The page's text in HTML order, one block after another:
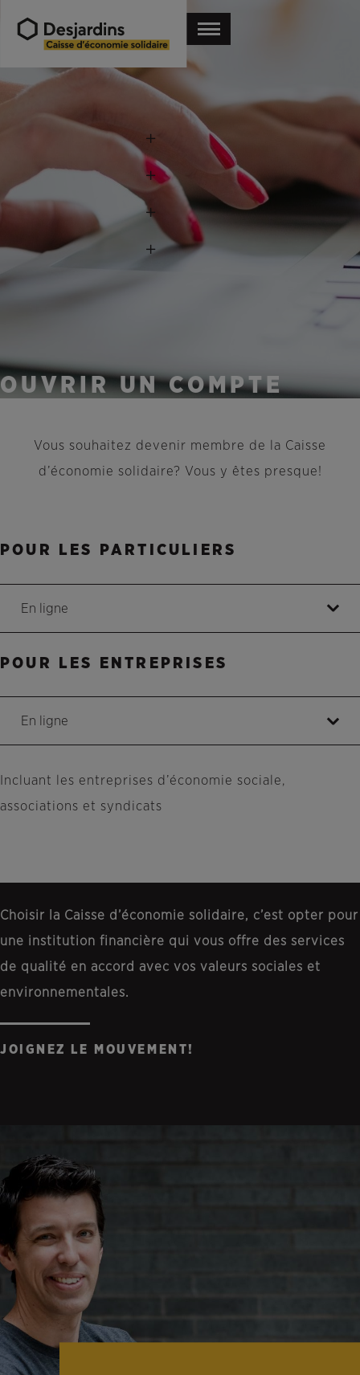
OUVRIR UN COMPTE
Vous souhaitez devenir membre de la Caisse
d’économie solidaire? Vous y êtes presque!
POUR LES PARTICULIERS
En ligne
POUR LES ENTREPRISES
En ligne
Incluant les entreprises d’économie sociale,
associations et syndicats
Choisir la Caisse d’économie solidaire, c’est opter pour
une institution financière qui vous offre des services
de qualité en accord avec vos valeurs sociales et
environnementales.
JOIGNEZ LE MOUVEMENT!